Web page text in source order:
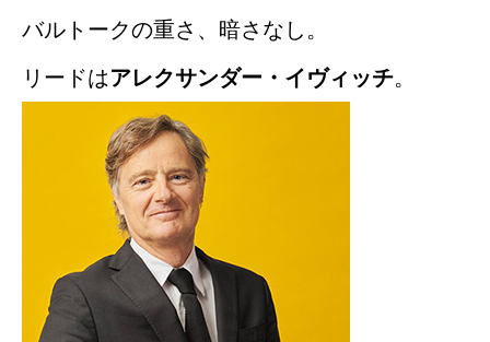
バルトークの重さ、暗さなし。
リードはアレクサンダー・イヴィッチ。